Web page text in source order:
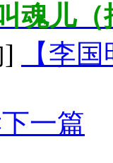
魂儿
【李
一篇